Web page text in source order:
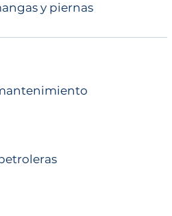
y piernas